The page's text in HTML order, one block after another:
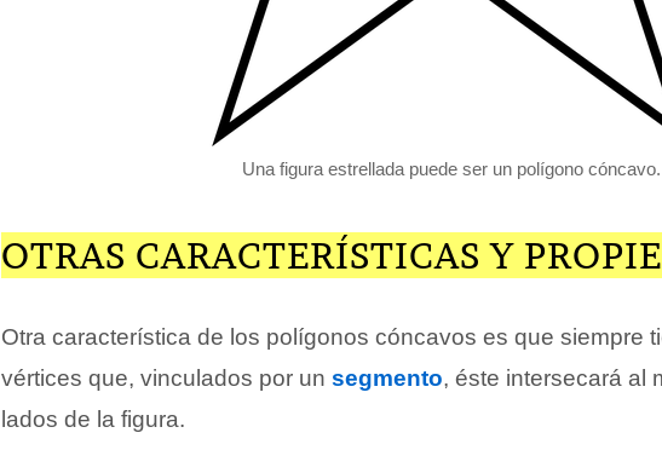
Una figura estrellada puede ser un polígono cóncavo.
OTRAS CARACTERÍSTICAS Y
Otra característica de los polígonos cóncavos es que siempre
vértices que, vinculados por un segmento, éste intersecará al
lados de la figura.